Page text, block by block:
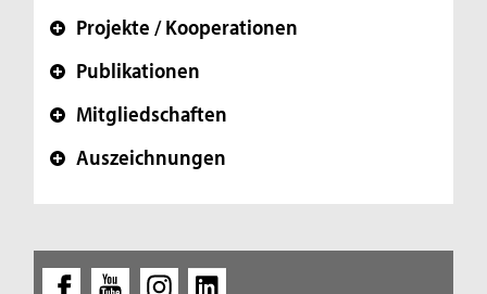
+ Projekte / Kooperationen
+ Publikationen
+ Mitgliedschaften
+ Auszeichnungen